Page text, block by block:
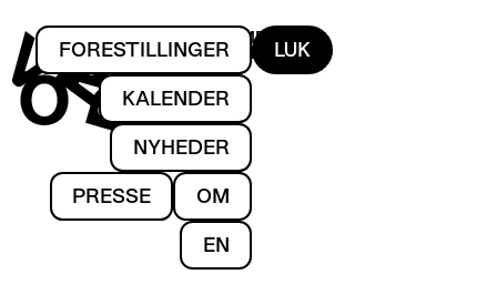
ET DANSEKOMPAGNI
AF GUNILLA LIND
FORESTILLINGER
KALENDER
NYHEDER
PRESSE OM
EN
LUK